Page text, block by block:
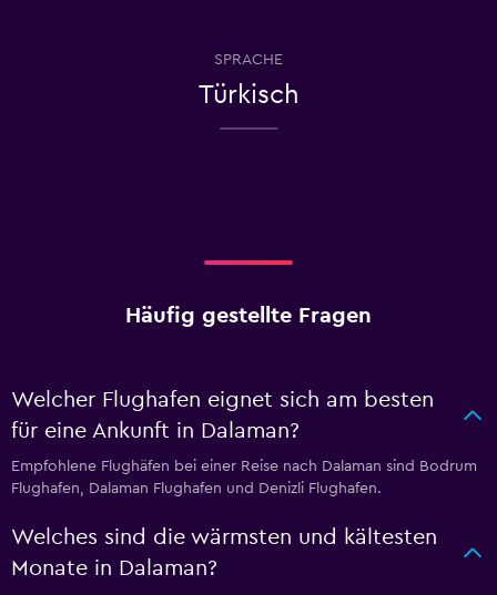
SPRACHE
Türkisch
Häufig gestellte Fragen
Welcher Flughafen eignet sich am besten
für eine Ankunft in Dalaman?
Empfohlene Flughäfen bei einer Reise nach Dalaman sind Bodrum
Flughafen, Dalaman Flughafen und Denizli Flughafen.
Welches sind die wärmsten und kältesten
Monate in Dalaman?